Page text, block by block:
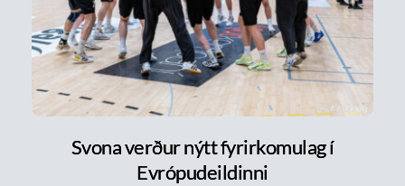
Svona verður nýtt fyrirkomulag í
Evrópudeildinni